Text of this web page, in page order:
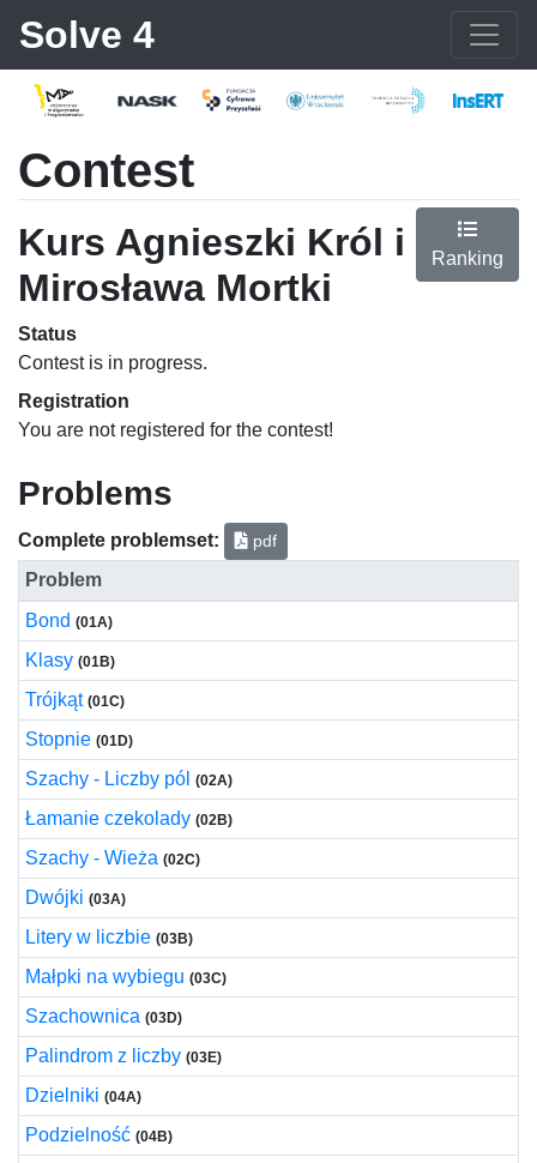
Solve 4
Contest
Kurs Agnieszki Król i
Mirosława Mortki
Ranking
Status
Contest is in progress.
Registration
You are not registered for the contest!
Problems
Complete problemset: pdf
Problem
Bond (01A)
Klasy (01B)
Trójkąt (01C)
Stopnie (01D)
Szachy - Liczby pól (02A)
Łamanie czekolady (02B)
Szachy - Wieża (02C)
Dwójki (03A)
Litery w liczbie (03B)
Małpki na wybiegu (03C)
Szachownica (03D)
Palindrom z liczby (03E)
Dzielniki (04A)
Podzielność (04B)